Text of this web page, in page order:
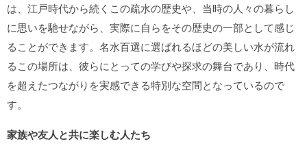
は、江戸時代から続くこの疏水の歴史や、当時の人々の暮らし
に思いを馳せながら、実際に自らをその歴史の一部として感じ
ることができます。名水百選に選ばれるほどの美しい水が流れ
るこの場所は、彼らにとっての学びや探求の舞台であり、時代
を超えたつながりを実感できる特別な空間となっているので
す。
家族や友人と共に楽しむ人たち